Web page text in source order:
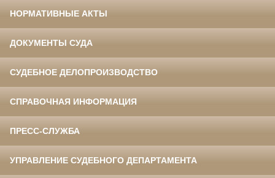
НОРМАТИВНЫЕ АКТЫ
ДОКУМЕНТЫ СУДА
СУДЕБНОЕ ДЕЛОПРОИЗВОДСТВО
СПРАВОЧНАЯ ИНФОРМАЦИЯ
ПРЕСС-СЛУЖБА
УПРАВЛЕНИЕ СУДЕБНОГО ДЕПАРТАМЕНТА